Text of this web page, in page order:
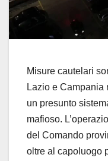
Misure cautelari
Lazio e Campania
un presunto
mafioso.
del Comando
oltre al capoluogo